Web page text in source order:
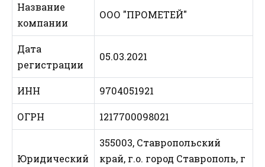
Название
компании
ООО "ПРОМЕТЕЙ"
Дата
регистрации
05.03.2021
ИНН 9704051921
ОГРН 1217700098021
Юридический
355003, Ставропольский
край, г.о. город Ставрополь, г